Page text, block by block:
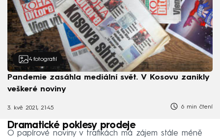
4 fotografií
Pandemie zasáhla mediální svět. V Kosovu zanikly
veškeré noviny
3. kvě 2021, 21:45 6 min čtení
Dramatické poklesy prodeje
O papírové noviny v trafikách má zájem stále méně